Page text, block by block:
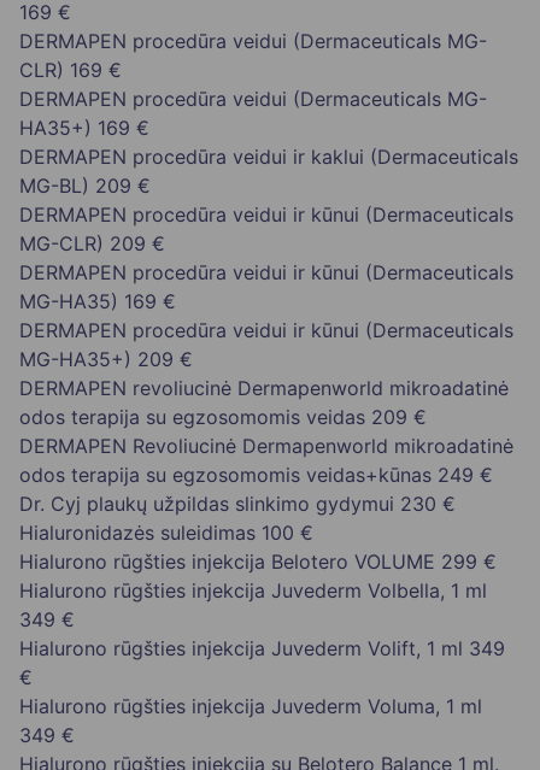
169 €
DERMAPEN procedūra veidui (Dermaceuticals MG-
CLR) 169 €
DERMAPEN procedūra veidui (Dermaceuticals MG-
HA35+) 169 €
DERMAPEN procedūra veidui ir kaklui (Dermaceuticals
MG-BL) 209 €
DERMAPEN procedūra veidui ir kūnui (Dermaceuticals
MG-CLR) 209 €
DERMAPEN procedūra veidui ir kūnui (Dermaceuticals
MG-HA35) 169 €
DERMAPEN procedūra veidui ir kūnui (Dermaceuticals
MG-HA35+) 209 €
DERMAPEN revoliucinė Dermapenworld mikroadatinė
odos terapija su egzosomomis veidas 209 €
DERMAPEN Revoliucinė Dermapenworld mikroadatinė
odos terapija su egzosomomis veidas+kūnas 249 €
Dr. Cyj plaukų užpildas slinkimo gydymui 230 €
Hialuronidazės suleidimas 100 €
Hialurono rūgšties injekcija Belotero VOLUME 299 €
Hialurono rūgšties injekcija Juvederm Volbella, 1 ml
349 €
Hialurono rūgšties injekcija Juvederm Volift, 1 ml 349
€
Hialurono rūgšties injekcija Juvederm Voluma, 1 ml
349 €
Hialurono rūgšties injekcija su Belotero Balance 1 ml.